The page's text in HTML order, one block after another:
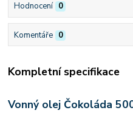
Hodnocení 0
Komentáře 0
Kompletní specifikace
Vonný olej Čokoláda